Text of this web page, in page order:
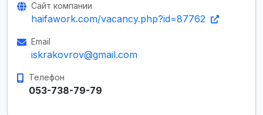
Сайт компании
haifawork.com/vacancy.php?id=87762
Email
iskrakovrov@gmail.com
Телефон
053-738-79-79